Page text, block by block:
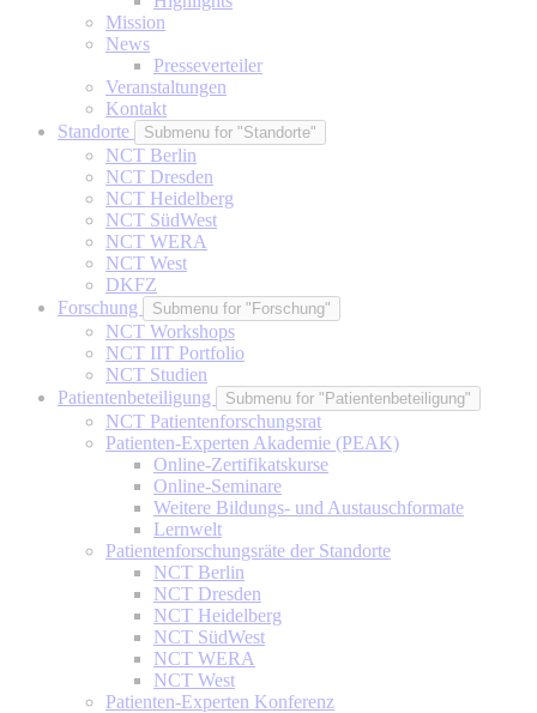
Mission
News
Presseverteiler
Veranstaltungen
Kontakt
Standorte
Submenu for "Standorte"
NCT Berlin
NCT Dresden
NCT Heidelberg
NCT SüdWest
NCT WERA
NCT West
DKFZ
Forschung
Submenu for "Forschung"
NCT Workshops
NCT IIT Portfolio
NCT Studien
Patientenbeteiligung
Submenu for "Patientenbeteiligung"
NCT Patientenforschungsrat
Patienten-Experten Akademie (PEAK)
Online-Zertifikatskurse
Online-Seminare
Weitere Bildungs- und Austauschformate
Lernwelt
Patientenforschungsräte der Standorte
NCT Berlin
NCT Dresden
NCT Heidelberg
NCT SüdWest
NCT WERA
NCT West
Patienten-Experten Konferenz